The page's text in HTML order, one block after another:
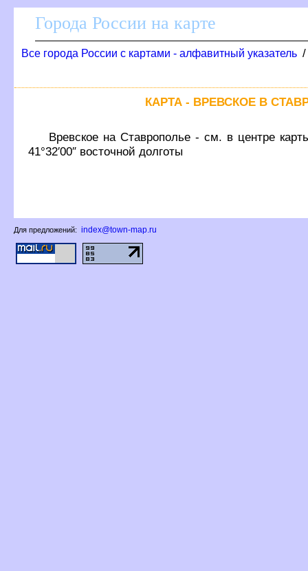
Города России на карте
се города России с картами - алфавитный указатель
КАРТА - ВРЕВСКОЕ В
ревское на Ставрополье - см. в центре
41°32′00″ восточной долготы
Для предложений: index@town-map.ru